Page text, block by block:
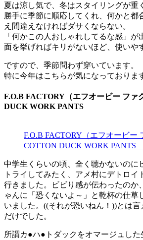
夏は涼し気で、冬はスタイリングが重
勝手に季節に順応してくれ、何かと都
え間違えなければダサくならない。
「何かこの人おしゃれしてるな感」が
面を挙げればキリがないほど、使いや
ですので、季節問わず穿いています。
特に今年はこちらが気になっておりま
F.O.B FACTORY（エフオービー ファ
DUCK WORK PANTS
F.O.B FACTORY（エフオービー
COTTON DUCK WORK
中学生くらいの頃、全く聴かないのに
トライしてみたく、アメ村にデトロイ
行きました。ビビり感が伝わったのか
ゃんに「恐くないよ～」と乾杯の仕草
いました。((それが恐いねん！))とは言
だけでした。
所謂カ●ハ●トダックをオマージュした